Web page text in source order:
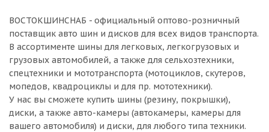
ВОСТОКШИНСНАБ - официальный оптово-розничный
поставщик авто шин и дисков для всех видов транспорта.
В ассортименте шины для легковых, легкогрузовых и
грузовых автомобилей, а также для сельхозтехники,
спецтехники и мототранспорта (мотоциклов, скутеров,
мопедов, квадроциклы и для пр. мототехники).
У нас вы сможете купить шины (резину, покрышки),
диски, а также авто-камеры (автокамеры, камеры для
вашего автомобиля) и диски, для любого типа техники.